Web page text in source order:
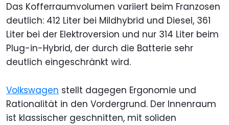
Das Kofferraumvolumen variiert beim Franzosen
deutlich: 412 Liter bei Mildhybrid und Diesel, 361
Liter bei der Elektroversion und nur 314 Liter beim
Plug-in-Hybrid, der durch die Batterie sehr
deutlich eingeschränkt wird.
Volkswagen stellt dagegen Ergonomie und
Rationalität in den Vordergrund. Der Innenraum
ist klassischer geschnitten, mit soliden